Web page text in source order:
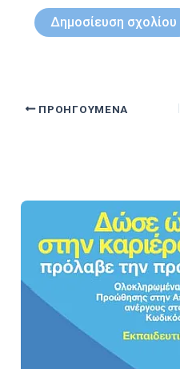
ΠΡΟΗΓΟΎΜΕΝΑ